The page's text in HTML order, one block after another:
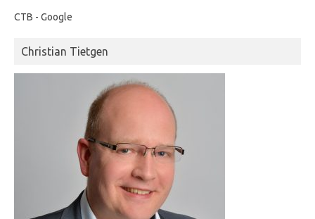
CTB - Google
Christian Tietgen